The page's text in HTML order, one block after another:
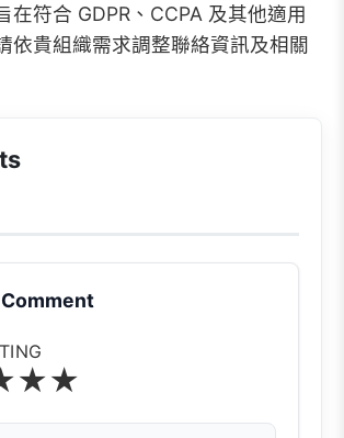
在符合 GDPR、CCPA 及其他適用
依貴組織需求調整聯絡資訊及相關
★★